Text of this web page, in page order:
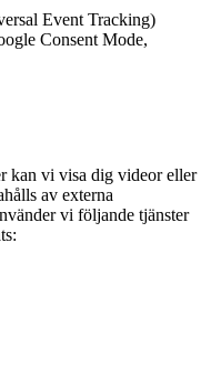
Event Tracking)
Consent Mode,
kan vi visa dig videor eller
av externa
vi följande tjänster